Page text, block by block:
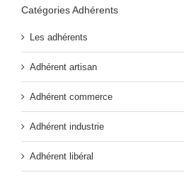
Catégories Adhérents
Les adhérents
Adhérent artisan
Adhérent commerce
Adhérent industrie
Adhérent libéral